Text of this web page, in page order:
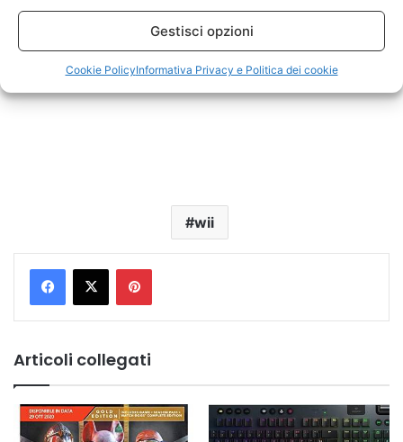
Gestisci opzioni
Cookie PolicyInformativa Privacy e Politica dei cookie
wii
Pinterest
Articoli collegati